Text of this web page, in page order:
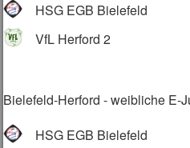
HSG EGB Bielefeld
VfL Herford 2
Bielefeld-Herford - weibliche E-
HSG EGB Bielefeld